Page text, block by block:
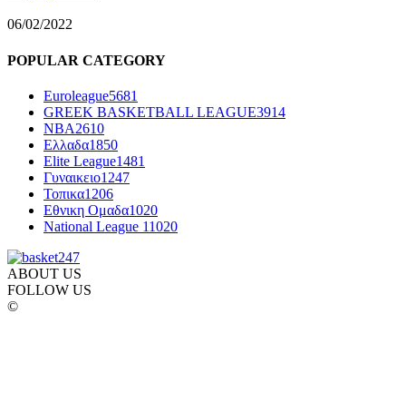
06/02/2022
POPULAR CATEGORY
Euroleague5681
GREEK BASKETBALL LEAGUE3914
NBA2610
Ελλαδα1850
Elite League1481
Γυναικειο1247
Τοπικα1206
Εθνικη Ομαδα1020
National League 11020
ABOUT US
FOLLOW US
©